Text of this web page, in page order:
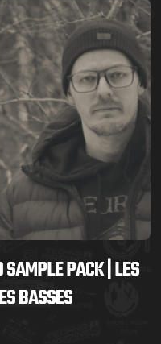
PACK | LES
BASSES